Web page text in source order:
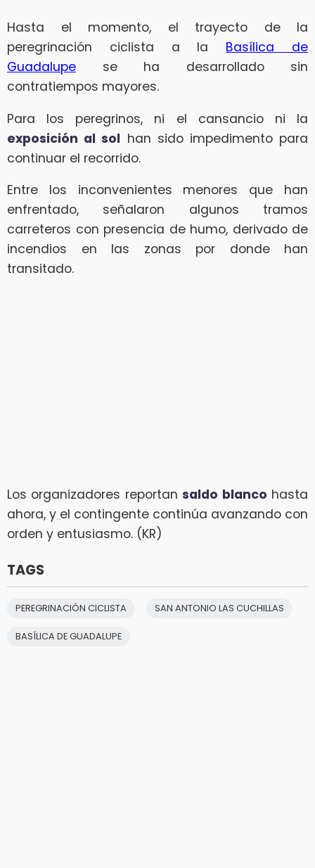
Hasta el momento, el trayecto de la
peregrinación ciclista a la Basílica de
Guadalupe se ha desarrollado sin
contratiempos mayores.
Para los peregrinos, ni el cansancio ni la
exposición al sol han sido impedimento para
continuar el recorrido.
Entre los inconvenientes menores que han
enfrentado, señalaron algunos tramos
carreteros con presencia de humo, derivado de
incendios en las zonas por donde han
transitado.
Los organizadores reportansaldo blanco hasta
ahora, y el contingente continúa avanzando con
orden y entusiasmo. (KR)
TAGS
PEREGRINACIÓN CICLISTA SAN ANTONIO LAS CUCHILLAS
BASÍLICA DE GUADALUPE